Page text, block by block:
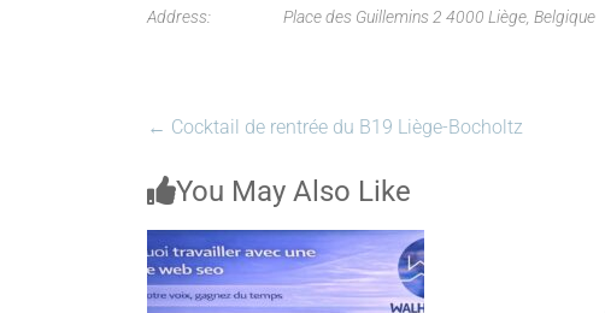
Address:
Place des Guillemins 2 4000 Liège, Belgique
← Cocktail de rentrée du B19 Liège-Bocholtz
You May Also Like